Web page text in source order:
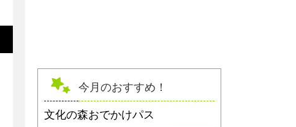
今月のおすすめ！
文化の森おでかけパス